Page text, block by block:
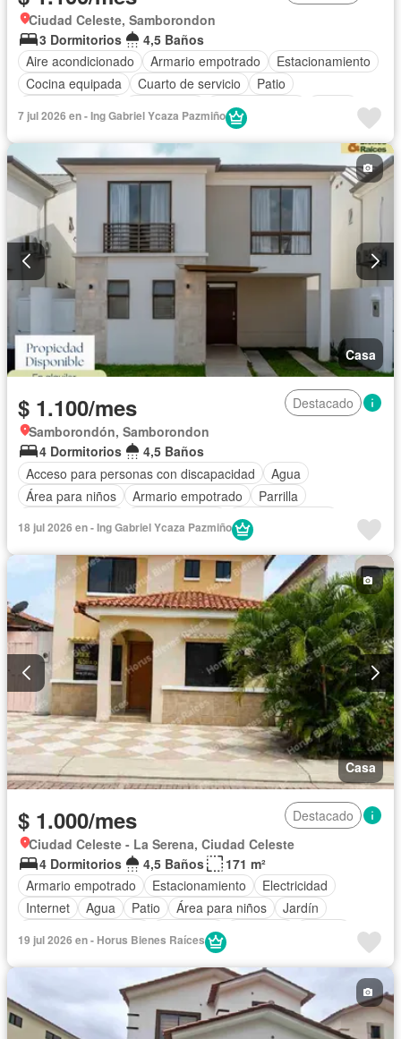
Ciudad Celeste, Samborondon
3 Dormitorios
4,5 Baños
Aire acondicionado
Armario empotrado
Estacionamiento
Cocina equipada
Cuarto de servicio
Patio
Cocina integral
Garita de guardianía
Seguridad
Solo familias
7 jul 2026 en - Ing Gabriel Ycaza Pazmiño
Casa
$ 1.100/mes
Destacado
Samborondón, Samborondon
4 Dormitorios
4,5 Baños
Acceso para personas con discapacidad
Agua
Área para niños
Armario empotrado
Parrilla
Cocina equipada
Cuarto de servicio
Estacionamiento
Gimnasio
Garita de guardianía Internet Jardín
Patio
Piscina
Seguridad Wifi Solo familias Sin amoblar
18 jul 2026 en - Ing Gabriel Ycaza Pazmiño
Casa
$ 1.000/mes
Destacado
Ciudad Celeste - La Serena, Ciudad Celeste
4 Dormitorios
4,5 Baños
171 m²
Armario empotrado
Estacionamiento
Electricidad
Internet
Agua Patio Área para niños
Jardín
Seguridad
Cancha de tenis
Jacuzzi
19 jul 2026 en - Horus Bienes Raíces